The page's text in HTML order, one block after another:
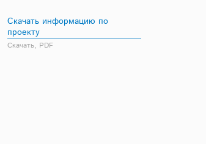
Скачать информацию по
проекту
Скачать, PDF